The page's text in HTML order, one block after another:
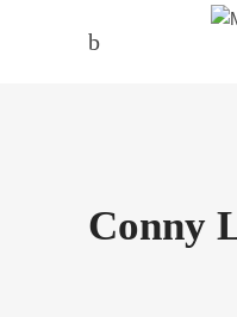
Conny